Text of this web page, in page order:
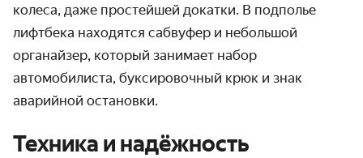
колеса, даже простейшей докатки. В подполье
лифтбека находятся сабвуфер и небольшой
органайзер, который занимает набор
автомобилиста, буксировочный крюк и знак
аварийной остановки.
Техника и надёжность